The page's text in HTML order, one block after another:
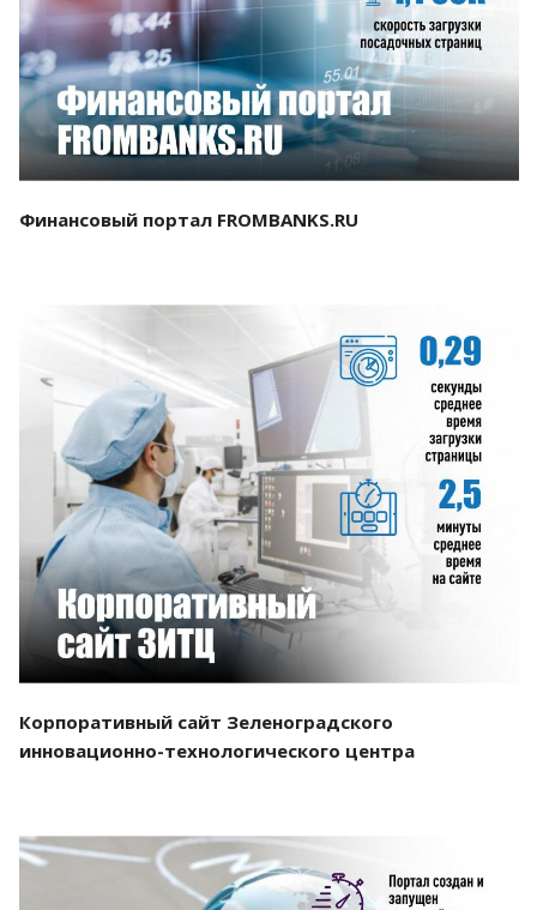
Смотреть проект
Финансовый портал FROMBANKS.RU
Смотреть проект
Корпоративный сайт Зеленоградского
инновационно-технологического центра